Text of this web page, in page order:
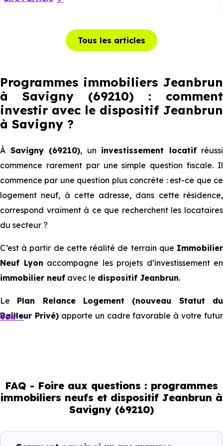
Tous les articles
Programmes immobiliers Jeanbrun
à Savigny (69210) : comment
investir avec le dispositif Jeanbrun
à Savigny ?
À Savigny (69210), un investissement locatifréussi
commence rarement par une simple question fiscale. Il
commence par une question plus concrète : est-ce que ce
logement neuf, à cette adresse, dans cette résidence,
correspond vraiment à ce que recherchent les locataires
du secteur ?
C’est à partir de cette réalité de terrain que Immobilier
Neuf Lyon accompagne les projets d’investissement en
immobilier neuf avec le dispositif Jeanbrun.
Le Plan Relance Logement (nouveau Statut du
Bailleur Privé)apporte un cadre favorable à votre futur
comportent pas de la même manière, tous les logements
ne répondent pas à la même demande, et toutes les
résidences n’offrent pas le même potentiel locatif.
Voir +
FAQ - Foire aux questions : programmes
immobiliers neufs et dispositif Jeanbrun à
Savigny (69210)